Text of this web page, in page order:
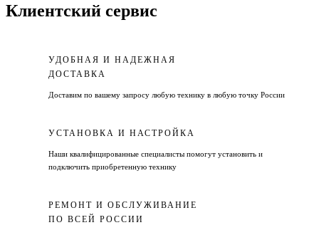
Клиентский сервис
УДОБНАЯ И НАДЕЖНАЯ
ДОСТАВКА
Доставим по вашему запросу любую технику в любую точку России
УСТАНОВКА И НАСТРОЙКА
Наши квалифицированные специалисты помогут установить и
подключить приобретенную технику
РЕМОНТ И ОБСЛУЖИВАНИЕ
ПО ВСЕЙ РОССИИ